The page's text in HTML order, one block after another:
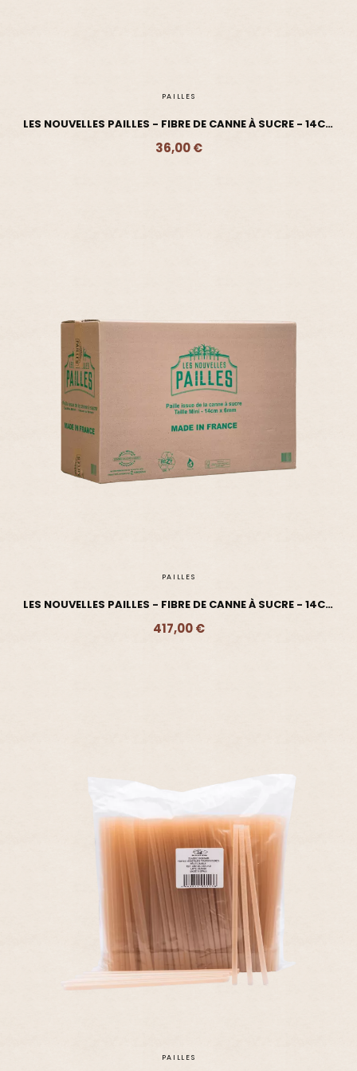
PAILLES
LES NOUVELLES PAILLES - FIBRE DE CANNE À SUCRE - 14CM
X850
36,00 €
Ajouter - 36,00 €
PAILLES
LES NOUVELLES PAILLES - FIBRE DE CANNE À SUCRE - 14CM
X10200
417,00 €
Ajouter - 417,00 €
PAILLES